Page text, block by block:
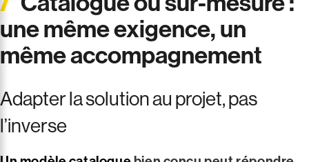
une même exigence, un
même accompagnement
Adapter la solution au projet, pas
l’inverse